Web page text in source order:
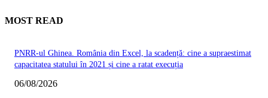
MOST READ
PNRR-ul Ghinea. România din Excel, la scadență: cine a supraestimat
capacitatea statului în 2021 și cine a ratat execuția
06/08/2026